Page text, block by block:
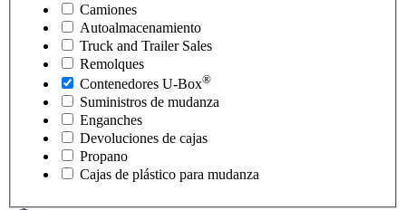
Camiones
Autoalmacenamiento
Truck and Trailer Sales
Remolques
Contenedores U-Box®
Suministros de mudanza
Enganches
Devoluciones de cajas
Propano
Cajas de plástico para mudanza